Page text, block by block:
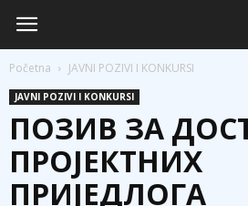
Početna JAVNI POZIVI I KONKURSI
JAVNI POZIVI I KONKURSI
ПОЗИВ ЗА
ПРОЈЕКТНИХ
ПРИЈЕДЛОГА